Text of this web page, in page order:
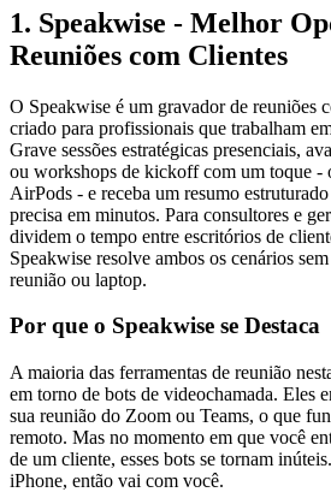
1. Speakwise - Melhor
Reuniões com Clientes
O Speakwise é um gravador de reuniões
criado para profissionais que trabalham
Grave sessões estratégicas presenciais,
ou workshops de kickoff com um toque -
AirPods - e receba um resumo
precisa em minutos. Para consultores e
dividem o tempo entre escritórios de
Speakwise resolve ambos os cenários
reunião ou laptop.
Por que o Speakwise se Destaca
A maioria das ferramentas de reunião
em torno de bots de videochamada. Eles
sua reunião do Zoom ou Teams, o que
remoto. Mas no momento em que você
de um cliente, esses bots se tornam
iPhone, então vai com você.